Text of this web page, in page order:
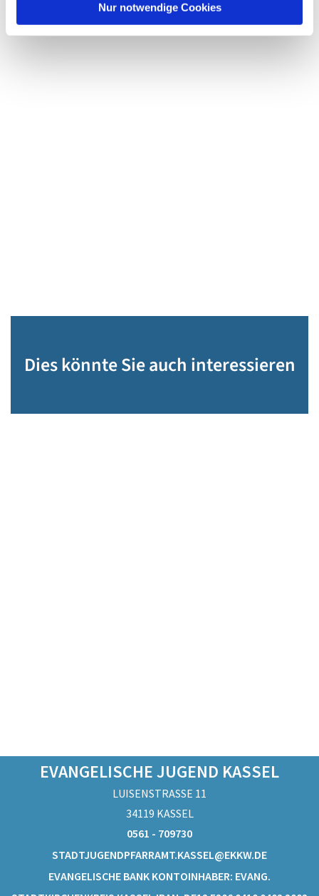
Nur notwendige Cookies
Dies könnte Sie auch interessieren
EVANGELISCHE JUGEND KASSEL
LUISENSTRASSE 11
34119 KASSEL
0561 - 709730
STADTJUGENDPFARRAMT.KASSEL@EKKW.DE
EVANGELISCHE BANK KONTOINHABER: EVANG.